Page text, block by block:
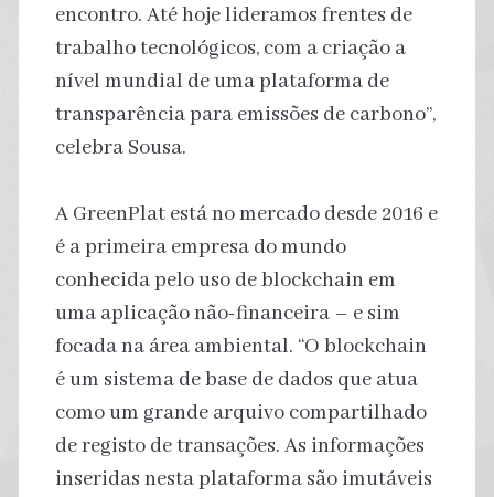
encontro. Até hoje lideramos frentes de
trabalho tecnológicos, com a criação a
nível mundial de uma plataforma de
transparência para emissões de carbono”,
celebra Sousa.
A GreenPlat está no mercado desde 2016 e
é a primeira empresa do mundo
conhecida pelo uso de blockchain em
uma aplicação não-financeira – e sim
focada na área ambiental. “O blockchain
é um sistema de base de dados que atua
como um grande arquivo compartilhado
de registo de transações. As informações
inseridas nesta plataforma são imutáveis